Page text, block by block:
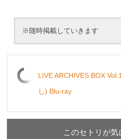
※随時掲載していきます
LIVE ARCHIVES BOX
し) Blu-ray
このセトリが気